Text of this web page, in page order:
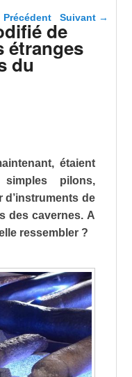
Navigation dans les
Précédent Suivant →
de
étranges
du
étaient
pilons,
d’instruments de
des cavernes. A
ressembler ?